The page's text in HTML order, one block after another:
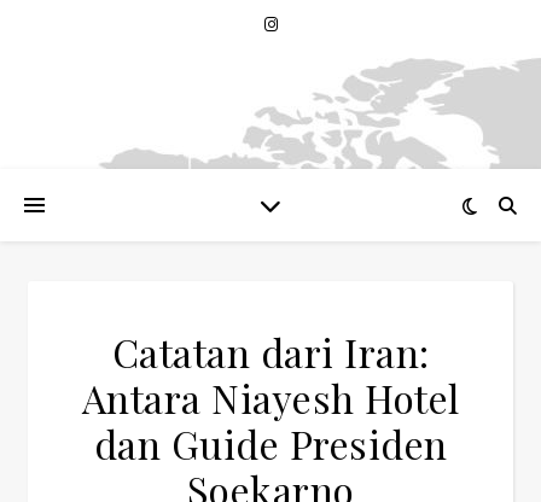
Catatan dari Iran:
Antara Niayesh Hotel
dan Guide Presiden
Soekarno